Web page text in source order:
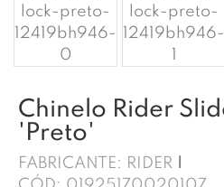
Chinelo Rider
'Preto'
FABRICANTE: RIDER